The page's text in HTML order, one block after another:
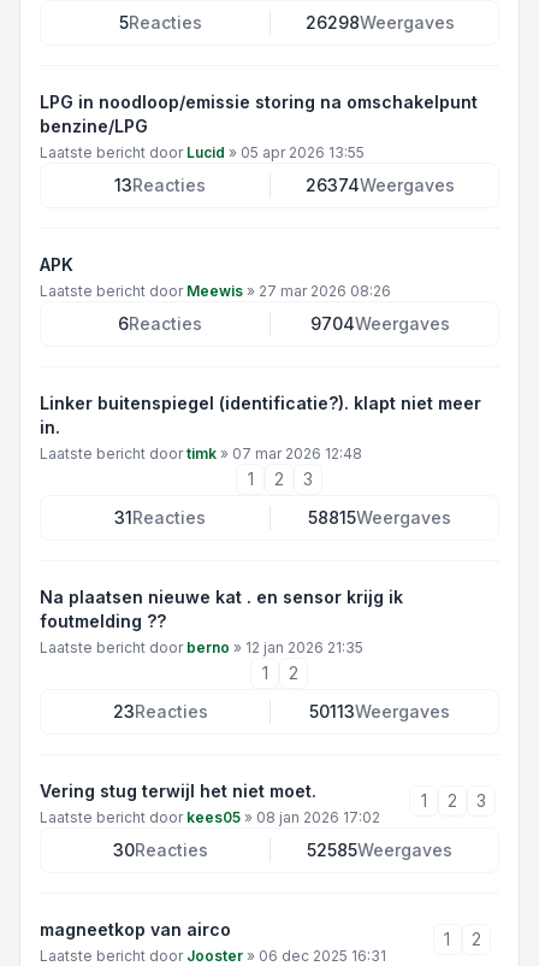
5Reacties 26298Weergaves
LPG in noodloop/emissie storing na omschakelpunt
benzine/LPG
Laatste bericht door Lucid » 05 apr 2026 13:55
13Reacties 26374Weergaves
APK
Laatste bericht door Meewis » 27 mar 2026 08:26
6Reacties 9704Weergaves
Linker buitenspiegel (identificatie?). klapt niet meer
in.
Laatste bericht doortimk » 07 mar 2026 12:48
1 2
3
31Reacties 58815Weergaves
Na plaatsen nieuwe kat . en sensor krijg ik
foutmelding ??
Laatste bericht door berno » 12 jan 2026 21:35
1
2
23Reacties 50113Weergaves
Vering stug terwijl het niet moet.
Laatste bericht door kees05 » 08 jan 2026 17:02
1 2 3
30Reacties 52585Weergaves
magneetkop van airco
Laatste bericht door Jooster » 06 dec 2025 16:31
1 2